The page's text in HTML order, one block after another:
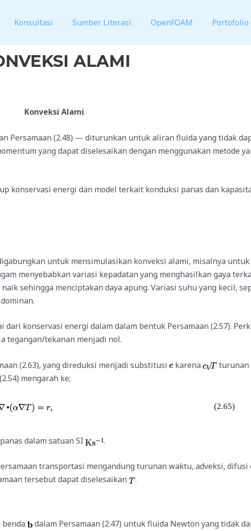
Konsultasi Sumber Literasi OpenFOAM Portofolio
ALAMI
Konveksi Alami.
Persamaan (2.48) — diturunkan untuk aliran fluida yang tidak
yang dapat diselesaikan dengan menggunakan metode
konservasi energi dan model terkait konduksi panas dan
untuk mensimulasikan konveksi alami, misalnya
menyebabkan variasi kepadatan yang menghasilkan gaya
sehingga menciptakan daya apung. Variasi suhu yang kecil,
konservasi energi dalam dalam bentuk Persamaan (2.57).
tegangan/tekanan menjadi nol.
(2.63), yang direduksi menjadi substitusi karena
turunan
mengarah ke;
(2.65)
dalam satuan SI .
transportasi mengandung turunan waktu, adveksi, difusi
tersebut dapat diselesaikan
.
dalam Persamaan (2.47) untuk fluida Newton yang tidak